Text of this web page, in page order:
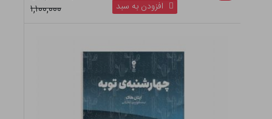
۱,۱۰۰,۰۰۰
افزودن به سبد